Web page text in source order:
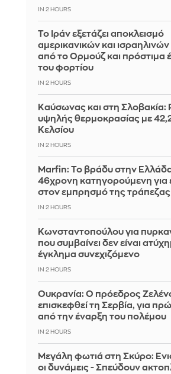
IN 2 HOURS
Το Ιράν εξετάζει αποκλεισμό
αμερικανικών και
από το Ορμούζ και πρόστιμα
του φορτίου
IN 2 HOURS
Καύσωνας και στη Σλοβακία:
υψηλής θερμοκρασίας με
Κελσίου
IN 2 HOURS
Marfin: Το βράδυ στην
46χρονη κατηγορούμενη για
στον εμπρησμό της τράπεζας
IN 2 HOURS
Κωνσταντοπούλου για
που συμβαίνει δεν είναι
έγκλημα συνεχιζόμενο
IN 2 HOURS
Ουκρανία: Ο πρόεδρος
επισκεφθεί τη Σερβία, για
από την έναρξη του πολέμου
IN 2 HOURS
Μεγάλη φωτιά στη Σκύρο:
οι δυνάμεις - Σπεύδουν